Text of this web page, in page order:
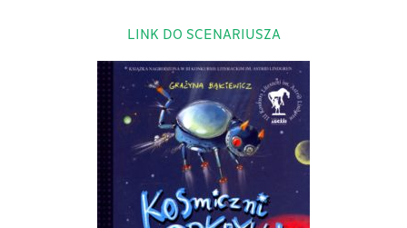
LINK DO SCENARIUSZA